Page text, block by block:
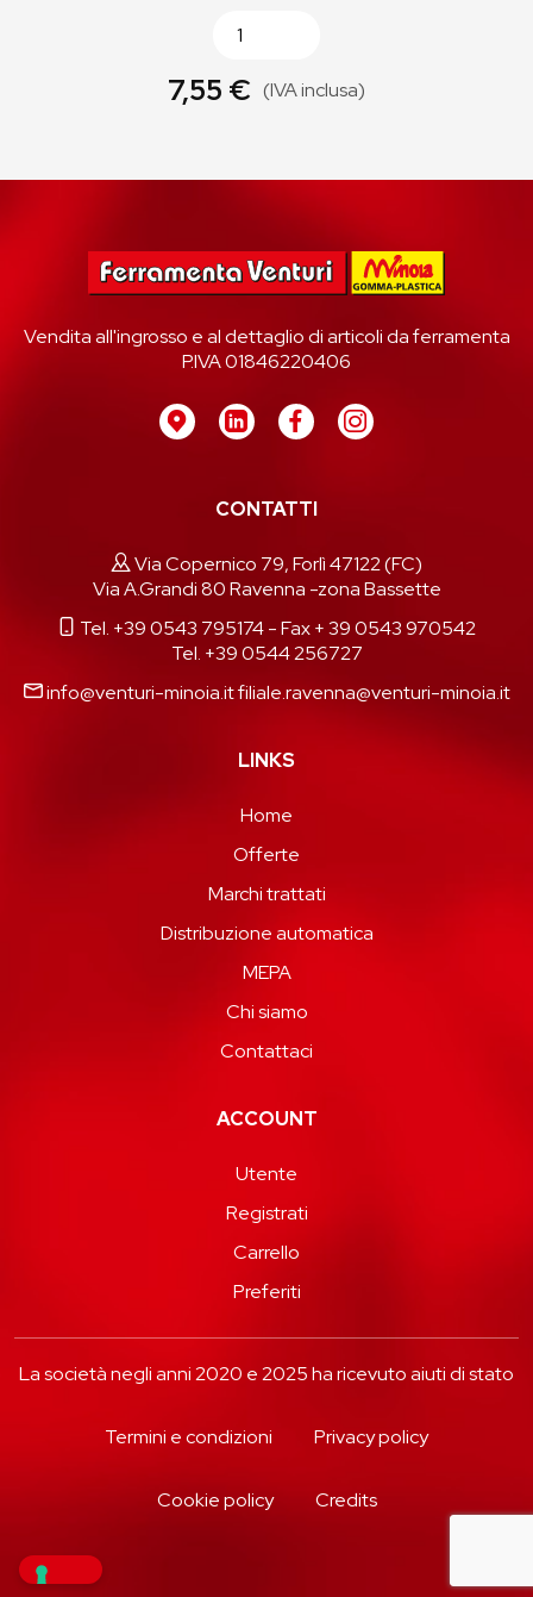
7,55 € (IVA inclusa)
Vendita all'ingrosso e al dettaglio di articoli da ferramenta
P.IVA 01846220406
CONTATTI
Via Copernico 79, Forlì 47122 (FC)
Via A.Grandi 80 Ravenna -zona Bassette
Tel. +39 0543 795174- Fax + 39 0543 970542
Tel. +39 0544 256727
info@venturi-minoia.itfiliale.ravenna@venturi-minoia.it
LINKS
Home
Offerte
Marchi trattati
Distribuzione automatica
MEPA
Chi siamo
Contattaci
ACCOUNT
Utente
Registrati
Carrello
Preferiti
La società negli anni 2020 e 2025 ha ricevuto aiuti di stato
Termini e condizioni Privacy policy
Cookie policy Credits